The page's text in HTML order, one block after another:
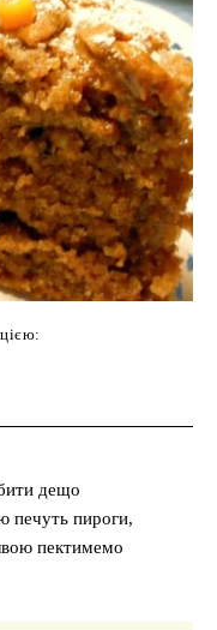
дещо
печуть пироги,
пектимемо